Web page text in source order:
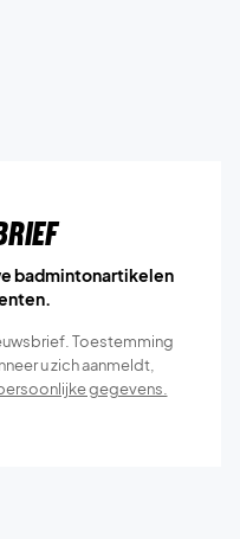
badmintonartikelen
Toestemming
u zich aanmeldt,
gegevens.